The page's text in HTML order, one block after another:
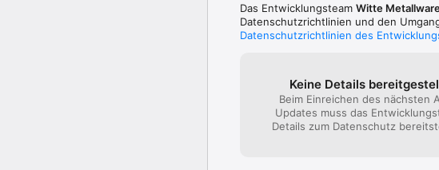
Das Entwicklungsteam Witte
Datenschutzrichtlinien und den
Datenschutzrichtlinien des
Keine Details
Beim Einreichen des nächsten
Updates muss das
Details zum Datenschutz